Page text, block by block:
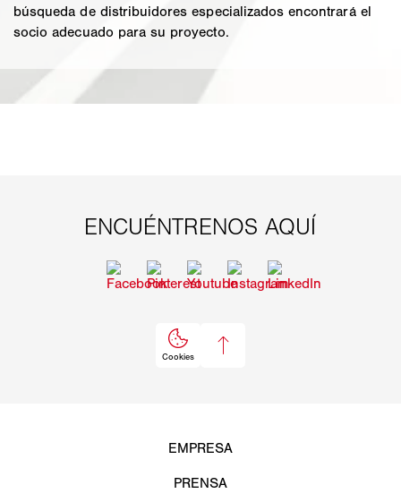
búsqueda de distribuidores especializados encontrará el
socio adecuado para su proyecto.